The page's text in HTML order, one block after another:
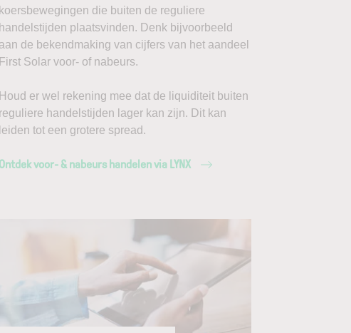
koersbewegingen die buiten de reguliere
handelstijden plaatsvinden. Denk bijvoorbeeld
aan de bekendmaking van cijfers van het aandeel
First Solar voor- of nabeurs.
Houd er wel rekening mee dat de liquiditeit buiten
reguliere handelstijden lager kan zijn. Dit kan
leiden tot een grotere spread.
Ontdek voor- & nabeurs handelen via LYNX